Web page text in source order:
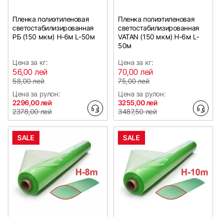
Пленка полиэтиленовая
светостабилизированная
РБ (150 мкм) Н-6м L-50м
Цена за кг:
56,00 лей
58,00 лей
Цена за рулон:
2296,00 лей
2378,00 лей
Пленка полиэтиленовая
светостабилизированная
VATAN (150 мкм) Н-6м L-
50м
Цена за кг:
70,00 лей
75,00 лей
Цена за рулон:
3255,00 лей
3487,50 лей
SALE SALE